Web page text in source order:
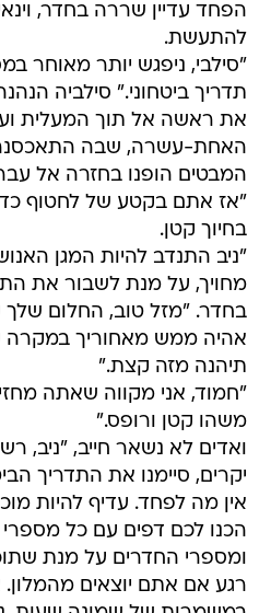
הפחד עדיין שררה בחדר,
להתעשת.
"סילבי, ניפגש יותר מאוחר
תדריך ביטחוני." סילביה
את ראשה אל תוך המעלית
האחת-עשרה, שבה
המבטים הופנו בחזרה אל
"אז אתם בקטע של לחטוף
בחיוך קטן.
"ניב התנדב להיות המגן
מחויך, על מנת לשבור את
בחדר. "מזל טוב, החלום שלך
אהיה ממש מאחוריך במקרה
תיהנה מזה קצת."
"חמוד, אני מקווה שאתה
משהו קטן ורופס."
ואדים לא נשאר חייב, "ניב,
יקרים, סיימנו את התדריך
אין מה לפחד. עדיף להיות
הכנו לכם דפים עם כל מספרי
ומספרי החדרים על מנת
רגע אם אתם יוצאים מהמלון.